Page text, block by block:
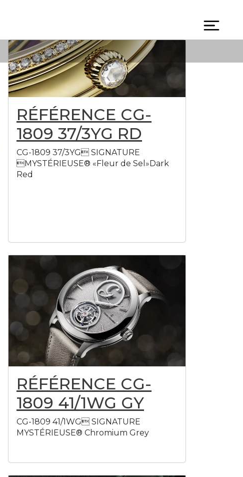
RÉFÉRENCE CG-
1809 37/3YG RD
CG-1809 37/3YG SIGNATURE
MYSTÉRIEUSE® «Fleur de Sel»Dark
Red
RÉFÉRENCE CG-
1809 41/1WG GY
CG-1809 41/1WG SIGNATURE
MYSTÉRIEUSE® Chromium Grey